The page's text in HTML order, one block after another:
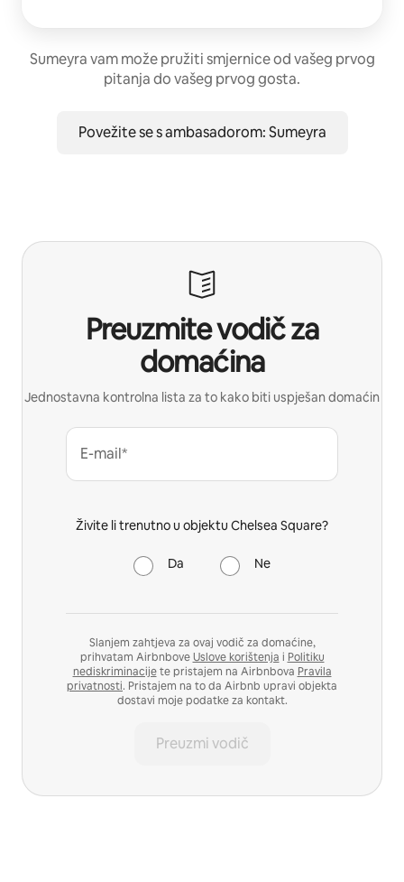
Sumeyra vam može pružiti smjernice od vašeg prvog
pitanja do vašeg prvog gosta.
Povežite se s ambasadorom: Sumeyra
Preuzmite vodič za
domaćina
Jednostavna kontrolna lista za to kako biti uspješan domaćin
E-mail*
Živite li trenutno u objektu Chelsea Square?
Da Ne
Slanjem zahtjeva za ovaj vodič za domaćine,
prihvatam AirbnboveUslove korištenja i Politiku
nediskriminacijete pristajem na Airbnbova Pravila
privatnosti. Pristajem na to da Airbnb upravi objekta
dostavi moje podatke za kontakt.
Preuzmi vodič